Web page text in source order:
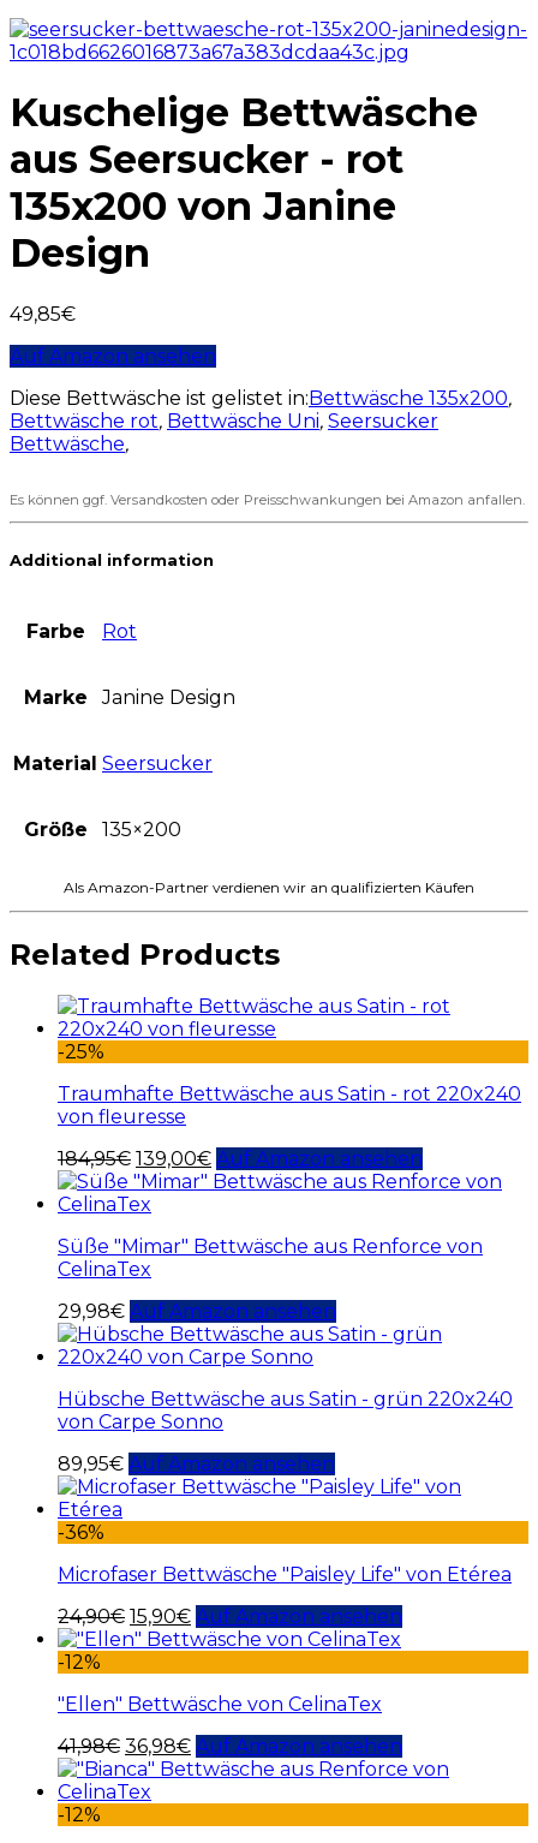
Kuschelige Bettwäsche
aus Seersucker - rot
135x200 von Janine
Design
49,85€
Auf Amazon ansehen
Diese Bettwäsche ist gelistet in:Bettwäsche 135x200,
Bettwäsche rot, Bettwäsche Uni, Seersucker
Bettwäsche,
Es können ggf. Versandkosten oder Preisschwankungen bei Amazon anfallen.
Additional information
Farbe Rot
Marke Janine Design
Material Seersucker
Größe 135×200
Als Amazon-Partner verdienen wir an qualifizierten Käufen
Related Products
-25%
Traumhafte Bettwäsche aus Satin - rot 220x240
von fleuresse
184,95€ 139,00€ Auf Amazon ansehen
Süße "Mimar" Bettwäsche aus Renforce von
CelinaTex
29,98€ Auf Amazon ansehen
Hübsche Bettwäsche aus Satin - grün 220x240
von Carpe Sonno
89,95€ Auf Amazon ansehen
-36%
Microfaser Bettwäsche "Paisley Life" von Etérea
24,90€ 15,90€ Auf Amazon ansehen
-12%
"Ellen" Bettwäsche von CelinaTex
41,98€ 36,98€ Auf Amazon ansehen
-12%